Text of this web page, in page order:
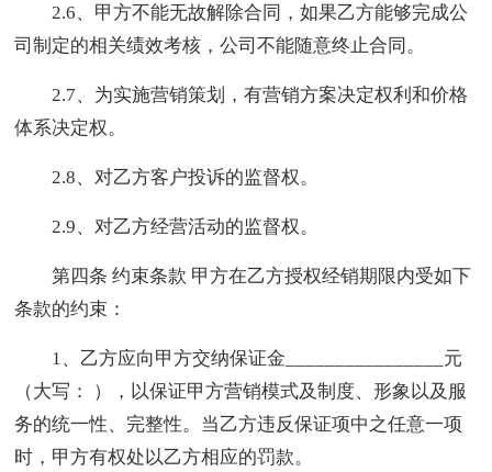
2.6、甲方不能无故解除合同，如果乙方能够完成公
司制定的相关绩效考核，公司不能随意终止合同。
2.7、为实施营销策划，有营销方案决定权利和价格
体系决定权。
2.8、对乙方客户投诉的监督权。
2.9、对乙方经营活动的监督权。
第四条 约束条款 甲方在乙方授权经销期限内受如下
条款的约束：
1、乙方应向甲方交纳保证金________________元
（大写： ），以保证甲方营销模式及制度、形象以及服
务的统一性、完整性。当乙方违反保证项中之任意一项
时，甲方有权处以乙方相应的罚款。